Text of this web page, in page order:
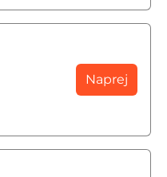
Naprej